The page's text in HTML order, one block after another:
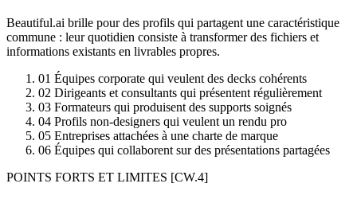
Beautiful.ai brille pour des profils qui partagent une caractéristique
commune : leur quotidien consiste à transformer des fichiers et
informations existants en livrables propres.
01 Équipes corporate qui veulent des decks cohérents
02 Dirigeants et consultants qui présentent régulièrement
03 Formateurs qui produisent des supports soignés
04 Profils non-designers qui veulent un rendu pro
05 Entreprises attachées à une charte de marque
06 Équipes qui collaborent sur des présentations partagées
POINTS FORTS ET LIMITES [CW.4]